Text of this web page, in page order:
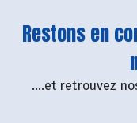
Restons en
....et retrouvez